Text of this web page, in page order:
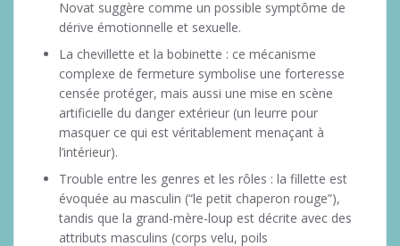
Novat suggère comme un possible symptôme de
dérive émotionnelle et sexuelle.
La chevillette et la bobinette : ce mécanisme
complexe de fermeture symbolise une forteresse
censée protéger, mais aussi une mise en scène
artificielle du danger extérieur (un leurre pour
masquer ce qui est véritablement menaçant à
l’intérieur).
Trouble entre les genres et les rôles : la fillette est
évoquée au masculin (“le petit chaperon rouge”),
tandis que la grand-mère-loup est décrite avec des
attributs masculins (corps velu, poils